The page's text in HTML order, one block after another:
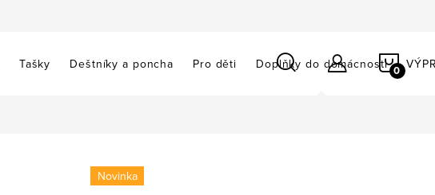
Tašky Deštníky a poncha Pro děti Doplňky do domácnosti
Novinka